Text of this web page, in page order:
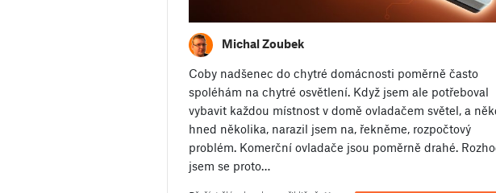
Michal Zoubek
Coby nadšenec do chytré domácnosti poměrně často
spoléhám na chytré osvětlení. Když jsem ale potřeboval
vybavit každou místnost v domě ovladačem světel, a
hned několika, narazil jsem na, řekněme, rozpočtový
problém. Komerční ovladače jsou poměrně drahé.
jsem se proto…